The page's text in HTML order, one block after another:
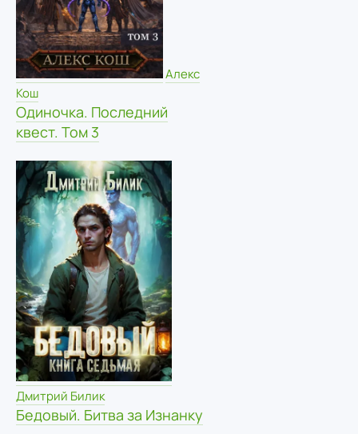
Алекс
Кош
Одиночка. Последний
квест. Том 3
Дмитрий Билик
Бедовый. Битва за Изнанку